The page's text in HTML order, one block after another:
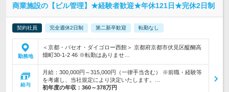
商業施設の【ビル管理】★経験者歓迎★年休121日★完休2日制
契約社員 完全週休2日制 第二新卒歓迎 転勤なし
勤務地
＜京都・パセオ・ダイゴロー西館＞ 京都府京都市伏見区醍醐高
畑町30-1-2 46 ※転勤はありませ…
給与
月給：300,000円～315,000円（一律手当含む） ※前職・経験等
を考慮し、当社規定により決定いたします。…
初年度の年収： 360～378万円